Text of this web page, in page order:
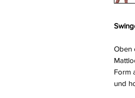
Oben
Form
und